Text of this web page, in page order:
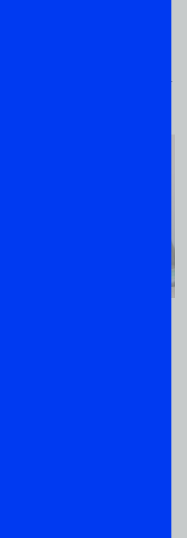
os princípios básicos do
e como começar a usá-lo.
no mundo do Linux
nos fundamentos
me compartilhar um pouco da
nesse incrível universo.
anos 90, quando minha irmã
com uma apostila de um curso
ter um computador em casa era